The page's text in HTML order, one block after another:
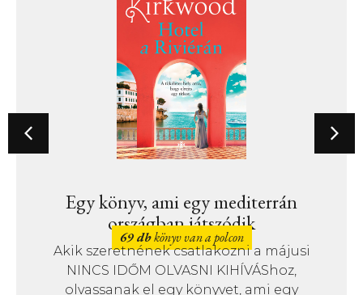
Egy könyv, ami egy mediterrán
országban játszódik
69 dbkönyv van a polcon
Akik szeretnének csatlakozni a májusi
NINCS IDŐM OLVASNI KIHÍVÁShoz,
olvassanak el egy könyvet, ami egy